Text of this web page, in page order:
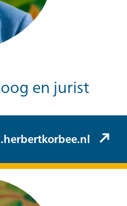
en jurist